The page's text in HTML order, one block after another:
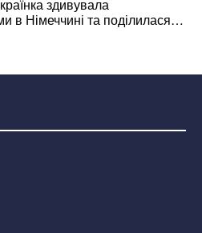
здивувала
в Німеччині та поділилася